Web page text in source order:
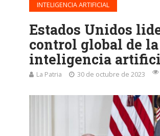
INTELIGENCIA ARTIFICIAL
Estados Unidos
control global de la
inteligencia
La Patria 30 de octubre de 2023